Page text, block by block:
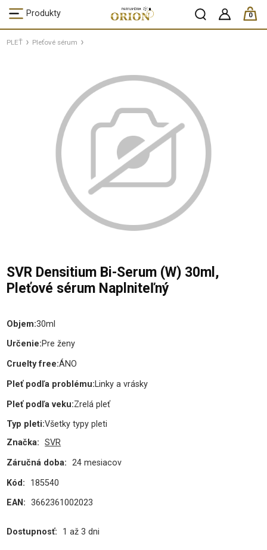
Produkty 0
ks /
PLEŤ Pleťové sérum
SVR Densitium Bi-Serum (W) 30ml,
Pleťové sérum Naplniteľný
Objem:30ml
Určenie:Pre ženy
Cruelty free:ÁNO
Pleť podľa problému:Linky a vrásky
Pleť podľa veku:Zrelá pleť
Typ pleti:Všetky typy pleti
Značka: SVR
Záručná doba: 24 mesiacov
Kód:
185540
EAN: 3662361002023
Dostupnosť: 1 až 3 dni